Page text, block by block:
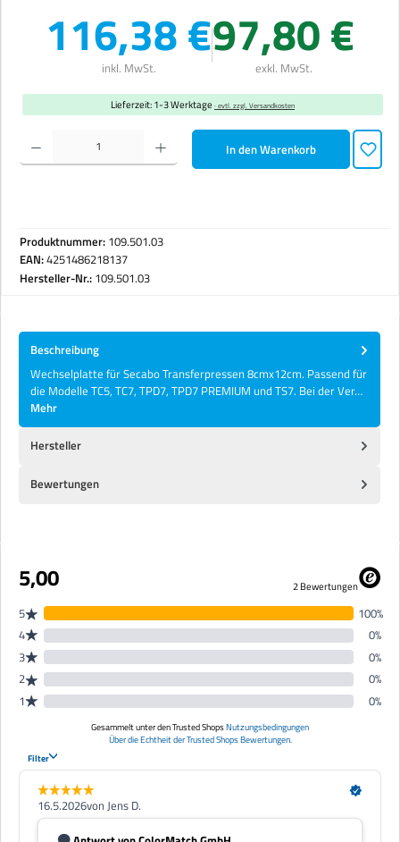
116,38 €
inkl. MwSt.
97,80 €
exkl. MwSt.
Lieferzeit: 1-3 Werktage · evtl. zzgl. Versandkosten
Produkt Anzahl: Gib den gewünschten Wert ein oder benutze die Schaltflächen um die Anzahl zu
In den Warenkorb
Produktnummer: 109.501.03
EAN:4251486218137
Hersteller-Nr.: 109.501.03
Beschreibung
Wechselplatte für Secabo Transferpressen 8cmx12cm. Passend für
die Modelle TC5, TC7, TPD7, TPD7 PREMIUM und TS7. Bei der Ver…
Mehr
Hersteller
Bewertungen